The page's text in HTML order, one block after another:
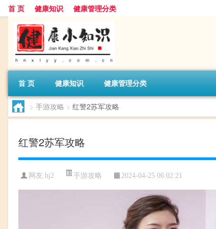
首 页 健康知识 健康管理分类
首 页 健康知识 健康管理分类
> 手游攻略 > 红警2苏军攻略
红警2苏军攻略
网友:hj2 手游攻略 2024-04-25 06:02:21